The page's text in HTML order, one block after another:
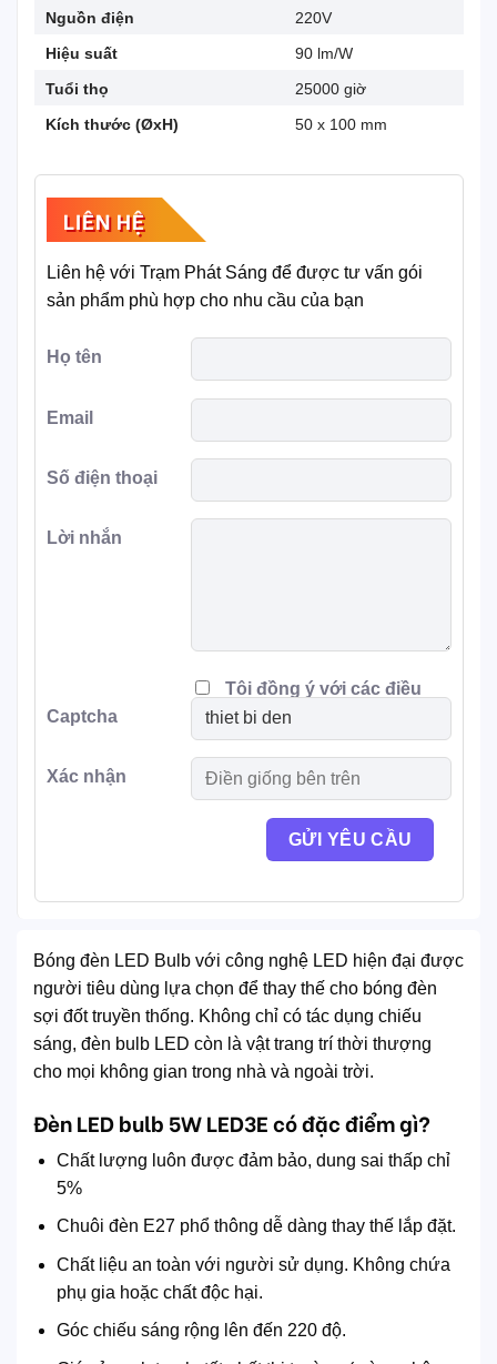
Bóng đèn LED Bulb với công nghệ LED hiện đại được
người tiêu dùng lựa chọn để thay thế cho bóng đèn
sợi đốt truyền thống. Không chỉ có tác dụng chiếu
sáng, đèn bulb LED còn là vật trang trí thời thượng
cho mọi không gian trong nhà và ngoài trời.
Đèn LED bulb 5W LED3E có đặc điểm gì?
Chất lượng luôn được đảm bảo, dung sai thấp chỉ
5%
Chuôi đèn E27 phổ thông dễ dàng thay thế lắp đặt.
Chất liệu an toàn với người sử dụng. Không chứa
phụ gia hoặc chất độc hại.
Góc chiếu sáng rộng lên đến 220 độ.
Nguồn điện
220V
Hiệu suất
90 lm/W
Tuổi thọ
25000 giờ
Kích thước (ØxH)
50 x 100 mm
LIÊN HỆ
Liên hệ với Trạm Phát Sáng để được tư vấn gói
sản phẩm phù hợp cho nhu cầu của bạn
Họ tên
Email
Số điện thoại
Lời nhắn
Tôi đồng ý với các điều
khoản
Captcha
Xác nhận